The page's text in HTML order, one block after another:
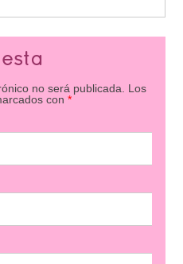
no será publicada. Los
con *